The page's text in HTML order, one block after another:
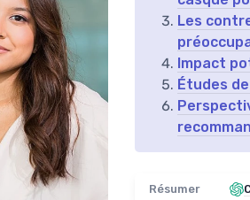
Les
Impact
Études
Résumer